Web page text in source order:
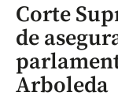
Corte
de
Arboleda